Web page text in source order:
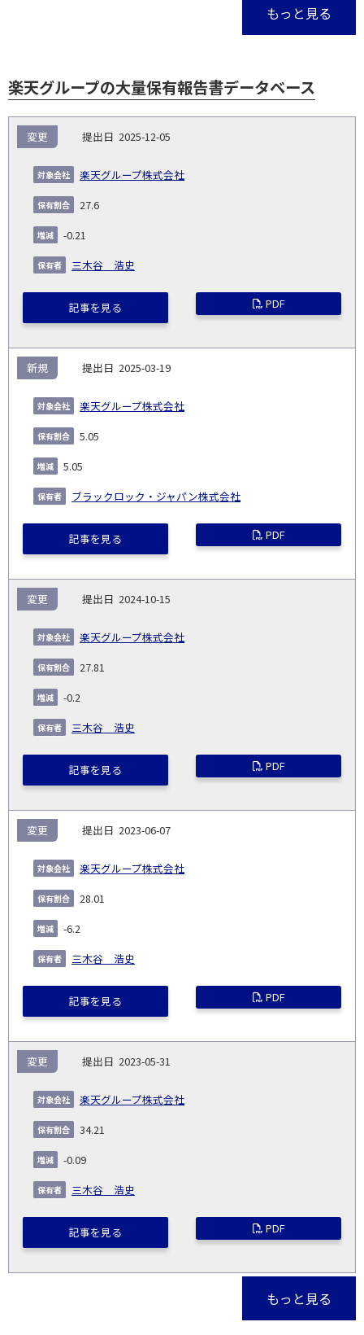
もっと見る
楽天グループの大量保有報告書データベース
NO.
告
義
務
発
生
日
出
コー
象
業
2025-12-05
楽天グループ株式会社
変更
27.6
-0.21
三木谷 浩史
記事を見る PDF
2025-03-19
楽天グループ株式会社
新規
5.05
5.05
ブラックロック・ジャパン株式会社
記事を見る PDF
2024-10-15
楽天グループ株式会社
変更
27.81
-0.2
三木谷 浩史
記事を見る PDF
2023-06-07
楽天グループ株式会社
変更
28.01
-6.2
三木谷 浩史
記事を見る PDF
2023-05-31
楽天グループ株式会社
変更
34.21
-0.09
三木谷 浩史
記事を見る PDF
もっと見る